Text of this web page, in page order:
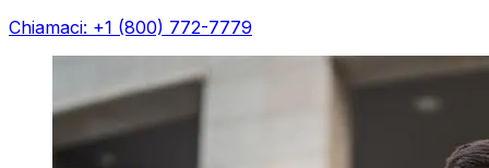
Chiamaci: +1 (800) 772-7779